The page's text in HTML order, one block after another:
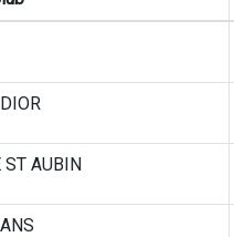
ST AUBIN